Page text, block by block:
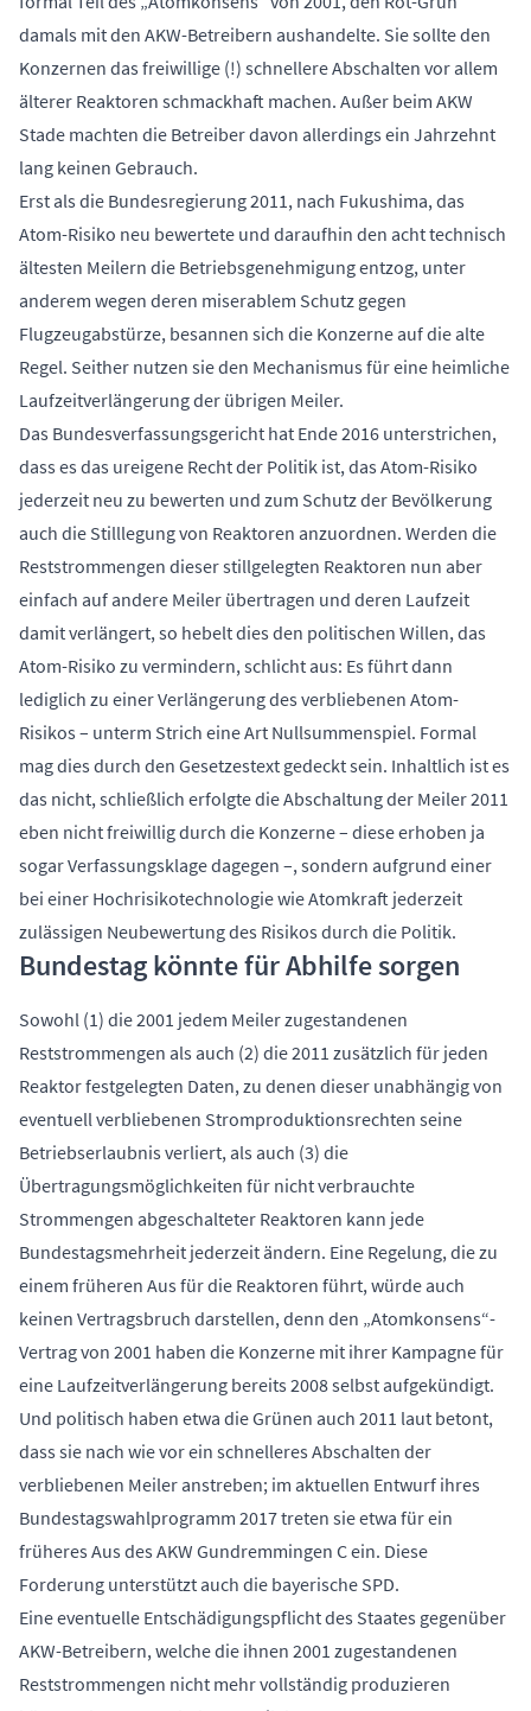
damals mit den AKW-Betreibern aushandelte. Sie sollte den
Konzernen das freiwillige (!) schnellere Abschalten vor allem
älterer Reaktoren schmackhaft machen. Außer beim AKW
Stade machten die Betreiber davon allerdings ein Jahrzehnt
lang keinen Gebrauch.
Erst als die Bundesregierung 2011, nach Fukushima, das
Atom-Risiko neu bewertete und daraufhin den acht technisch
ältesten Meilern die Betriebsgenehmigung entzog, unter
anderem wegen deren miserablem Schutz gegen
Flugzeugabstürze, besannen sich die Konzerne auf die alte
Regel. Seither nutzen sie den Mechanismus für eine heimliche
Laufzeitverlängerung der übrigen Meiler.
Das Bundesverfassungsgericht hat Ende 2016 unterstrichen,
dass es das ureigene Recht der Politik ist, das Atom-Risiko
jederzeit neu zu bewerten und zum Schutz der Bevölkerung
auch die Stilllegung von Reaktoren anzuordnen. Werden die
Reststrommengen dieser stillgelegten Reaktoren nun aber
einfach auf andere Meiler übertragen und deren Laufzeit
damit verlängert, so hebelt dies den politischen Willen, das
Atom-Risiko zu vermindern, schlicht aus: Es führt dann
lediglich zu einer Verlängerung des verbliebenen Atom-
Risikos – unterm Strich eine Art Nullsummenspiel. Formal
mag dies durch den Gesetzestext gedeckt sein. Inhaltlich ist es
das nicht, schließlich erfolgte die Abschaltung der Meiler 2011
eben nicht freiwillig durch die Konzerne – diese erhoben ja
sogar Verfassungsklage dagegen –, sondern aufgrund einer
bei einer Hochrisikotechnologie wie Atomkraft jederzeit
zulässigen Neubewertung des Risikos durch die Politik.
Bundestag könnte für Abhilfe sorgen
Sowohl (1) die 2001 jedem Meiler zugestandenen
Reststrommengen als auch (2) die 2011 zusätzlich für jeden
Reaktor festgelegten Daten, zu denen dieser unabhängig von
eventuell verbliebenen Stromproduktionsrechten seine
Betriebserlaubnis verliert, als auch (3) die
Übertragungsmöglichkeiten für nicht verbrauchte
Strommengen abgeschalteter Reaktoren kann jede
Bundestagsmehrheit jederzeit ändern. Eine Regelung, die zu
einem früheren Aus für die Reaktoren führt, würde auch
keinen Vertragsbruch darstellen, denn den „Atomkonsens“-
Vertrag von 2001 haben die Konzerne mit ihrer Kampagne für
eine Laufzeitverlängerung bereits 2008 selbst aufgekündigt.
Und politisch haben etwa die Grünen auch 2011 laut betont,
dass sie nach wie vor ein schnelleres Abschalten der
verbliebenen Meiler anstreben; im aktuellen Entwurf ihres
Bundestagswahlprogramm 2017 treten sie etwa für ein
früheres Aus des AKW Gundremmingen C ein. Diese
Forderung unterstützt auch die bayerische SPD.
Eine eventuelle Entschädigungspflicht des Staates gegenüber
AKW-Betreibern, welche die ihnen 2001 zugestandenen
Reststrommengen nicht mehr vollständig produzieren